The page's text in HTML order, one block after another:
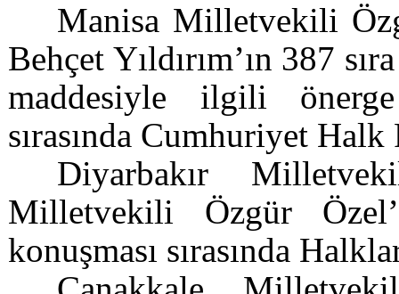
Manisa Milletvekili
Behçet Yıldırım’ın 387
maddesiyle ilgili önerge
sırasında Cumhuriyet Halk
Diyarbakır
Milletvekili Özgür
konuşması sırasında